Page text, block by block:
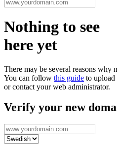
Nothing to see
here yet
There may be several reasons why
You can follow this guide to upload
or contact your web administrator.
Verify your new